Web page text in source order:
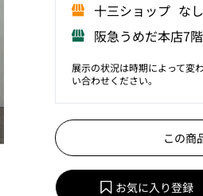
⼗三ショップ なし
阪急うめだ本店7
展示の状況は時期によって変
い合わせください。
この商
お気に入り登録